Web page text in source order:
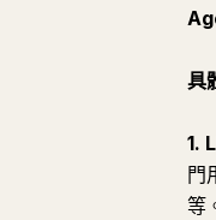
具
1.
門
等